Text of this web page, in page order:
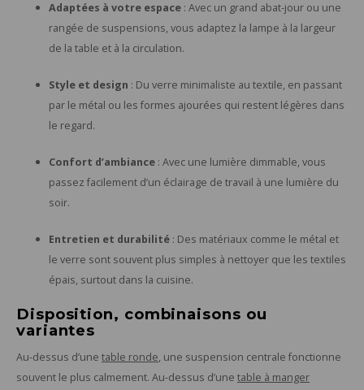
Adaptées à votre espace : Avec un grand abat-jour ou une
rangée de suspensions, vous adaptez la lampe à la largeur
de la table et à la circulation.
Style et design : Du verre minimaliste au textile, en passant
par le métal ou les formes ajourées qui restent légères dans
le regard.
Confort d’ambiance : Avec une lumière dimmable, vous
passez facilement d’un éclairage de travail à une lumière du
soir.
Entretien et durabilité : Des matériaux comme le métal et
le verre sont souvent plus simples à nettoyer que les textiles
épais, surtout dans la cuisine.
Disposition, combinaisons ou
variantes
Au-dessus d’une table ronde, une suspension centrale fonctionne
souvent le plus calmement. Au-dessus d’une table à manger